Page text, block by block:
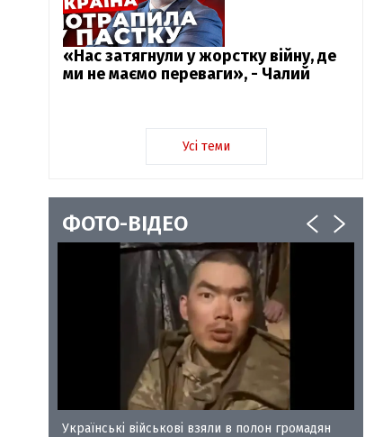
«Нас затягнули у жорстку війну, де
ми не маємо переваги», - Чалий
Усі теми
ФОТО-ВІДЕО
Українські військові взяли в полон громадян